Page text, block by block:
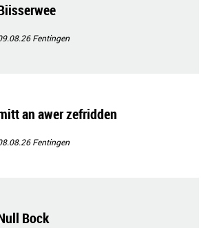
Fentingen
an awer zefridden
Fentingen
Bock